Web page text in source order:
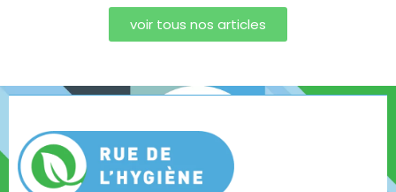
voir tous nos articles